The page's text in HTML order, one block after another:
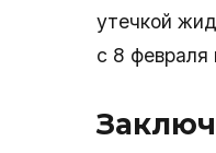
утечкой
с 8